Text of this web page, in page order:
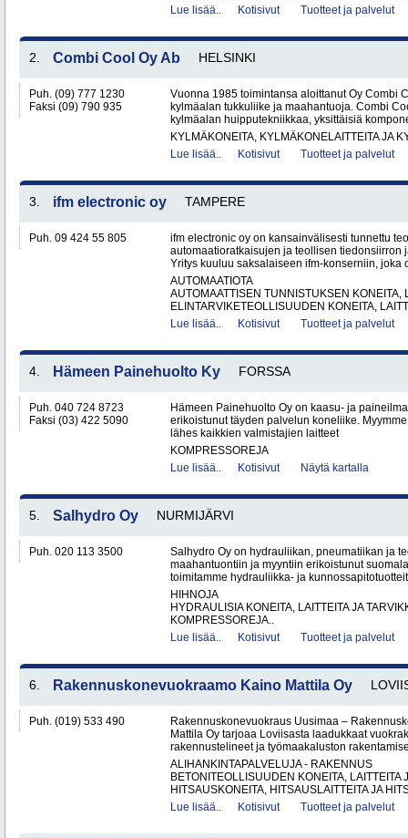
Lue lisää..
Kotisivut Tuotteet ja palvelut
2. Combi Cool Oy Ab HELSINKI
Puh. (09) 777 1230
Faksi (09) 790 935
Vuonna 1985 toimintansa aloittanut Oy Combi
kylmäalan tukkuliike ja maahantuoja. Combi
kylmäalan huipputekniikkaa, yksittäisiä
KYLMÄKONEITA, KYLMÄKONELAITTEITA JA
Lue lisää..
Kotisivut Tuotteet ja palvelut
3. ifm electronic oy TAMPERE
Puh. 09 424 55 805
ifm electronic oy on kansainvälisesti tunnettu
automaatioratkaisujen ja teollisen tiedonsiirron
Yritys kuuluu saksalaiseen ifm-konserniin, joka
AUTOMAATIOTA
AUTOMAATTISEN TUNNISTUKSEN KONEITA,
ELINTARVIKETEOLLISUUDEN KONEITA,
Lue lisää..
Kotisivut Tuotteet ja palvelut
4. Hämeen Painehuolto Ky FORSSA
Puh. 040 724 8723
Faksi (03) 422 5090
Hämeen Painehuolto Oy on kaasu- ja
erikoistunut täyden palvelun koneliike.
lähes kaikkien valmistajien laitteet
KOMPRESSOREJA
Lue lisää..
Kotisivut Näytä kartalla
5. Salhydro Oy NURMIJÄRVI
Puh. 020 113 3500
Salhydro Oy on hydrauliikan, pneumatiikan ja
maahantuontiin ja myyntiin erikoistunut
toimitamme hydrauliikka- ja
HIHNOJA
HYDRAULISIA KONEITA, LAITTEITA JA
KOMPRESSOREJA..
Lue lisää..
Kotisivut Tuotteet ja palvelut
6. Rakennuskonevuokraamo Kaino Mattila Oy
Puh. (019) 533 490
Rakennuskonevuokraus Uusimaa –
Mattila Oy tarjoaa Loviisasta laadukkaat
rakennustelineet ja työmaakaluston
ALIHANKINTAPALVELUJA - RAKENNUS
BETONITEOLLISUUDEN KONEITA, LAITTEITA
HITSAUSKONEITA, HITSAUSLAITTEITA JA
Lue lisää..
Kotisivut Tuotteet ja palvelut